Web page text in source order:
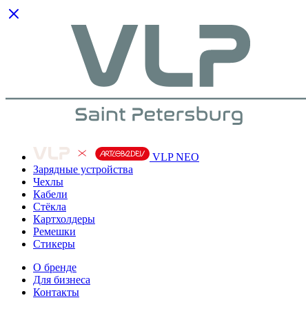
VLP NEO
Зарядные устройства
Чехлы
Кабели
Cтёкла
Картхолдеры
Ремешки
Стикеры
О бренде
Для бизнеса
Контакты